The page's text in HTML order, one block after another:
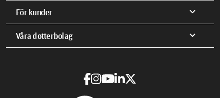
För kunder expand_more
Våra dotterbolag expand_more